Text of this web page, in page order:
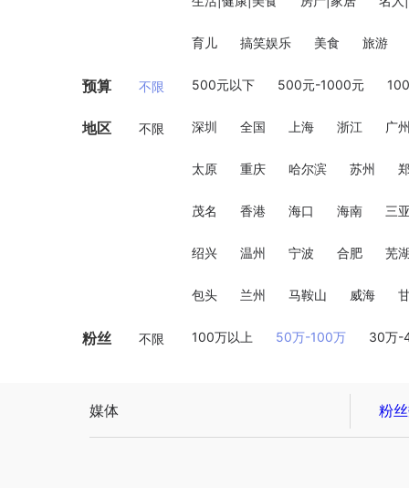
育儿 搞笑娱乐 美食 旅游
预算 不限 500元以下 500元-1000元
地区 不限 深圳 全国 上海 浙江 广
太原 重庆 哈尔滨 苏州
茂名 香港 海口 海南 三
绍兴 温州 宁波 合肥 芜
包头 兰州 马鞍山 威海
粉丝 不限 100万以上 50万-100万 30万-
媒体 粉